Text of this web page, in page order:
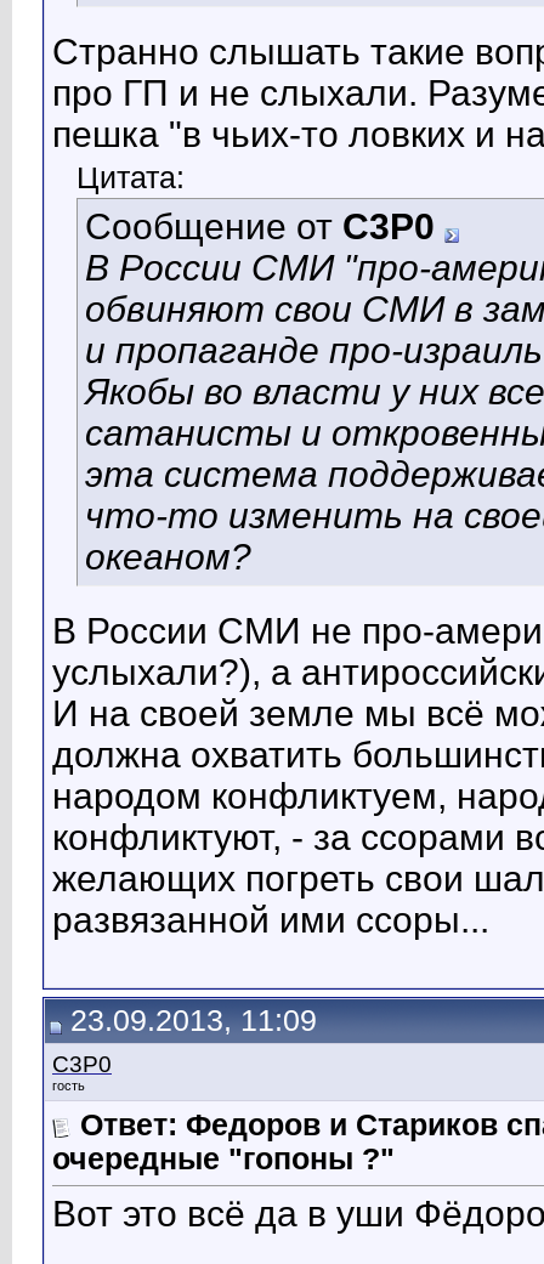
Странно слышать такие
про ГП и не слыхали.
пешка "в чьих-то ловких и
Цитата:
Сообщение от C3P0
В России СМИ "про-
обвиняют свои СМИ в
и пропаганде про-
Якобы во власти у них
сатанисты и
эта система
что-то изменить на
океаном?
В России СМИ не про-
услыхали?), а
И на своей земле мы всё
должна охватить
народом конфликтуем,
конфликтуют, - за ссорами
желающих погреть свои
развязанной ими ссоры...
23.09.2013, 11:09
C3P0
гость
Ответ: Федоров и Стариков
очередные "гопоны ?"
Вот это всё да в уши